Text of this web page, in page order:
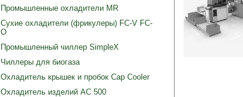
Промышленные охладители MR
Сухие охладители (фрикулеры) FC-V FC-
O
Промышленный чиллер SimpleX
Чиллеры для биогаза
Охладитель крышек и пробок Cap Cooler
Охладитель изделий AC 500